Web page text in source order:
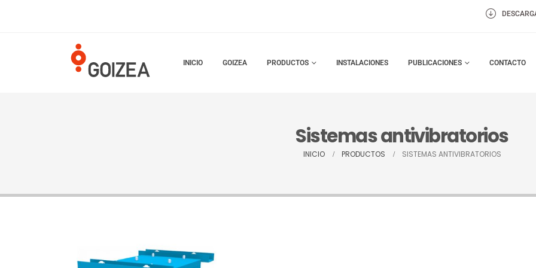
INICIO GOIZEA PRODUCTOS INSTALACIONES PUBLICACIONES CONTACTO
Sistemas antivibratorios
INICIO PRODUCTOS SISTEMAS ANTIVIBRATORIOS